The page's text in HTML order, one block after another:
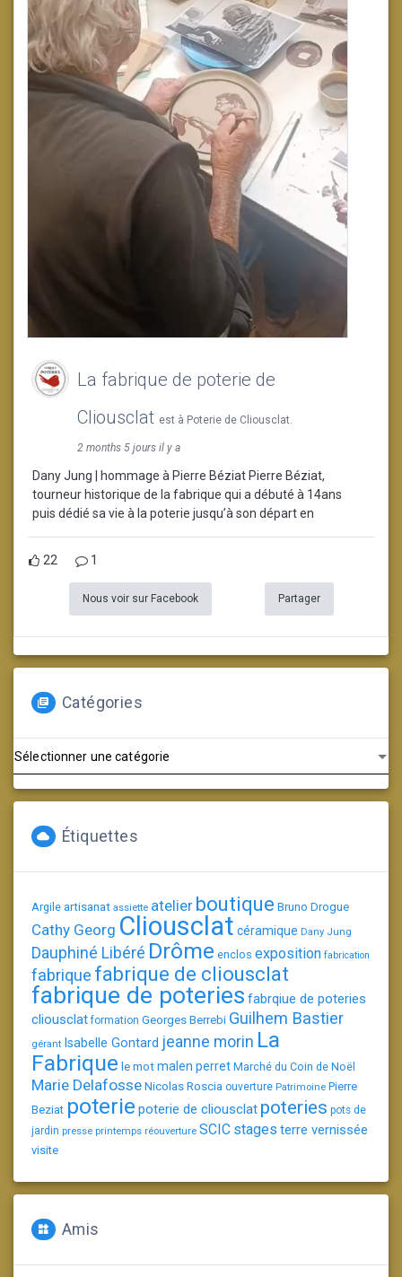
La fabrique de poterie de
Cliousclat est à Poterie de Cliousclat.
2 months 5 jours il y a
Dany Jung | hommage à Pierre Béziat Pierre Béziat,
tourneur historique de la fabrique qui a débuté à 14ans
puis dédié sa vie à la poterie jusqu’à son départ en
22 1
Nous voir sur Facebook Partager
Catégories
Étiquettes
Argile artisanat assiette atelier boutique Bruno Drogue
Cathy Georg Cliousclat céramique Dany Jung
Dauphiné Libéré Drôme enclos exposition fabrication
fabrique fabrique de cliousclat
fabrique de poteries fabrqiue de poteries
cliousclat formation Georges Berrebi Guilhem Bastier
gérant Isabelle Gontard jeanne morin La
Fabrique le motmalen perret Marché du Coin de Noël
Marie DelafosseNicolas Roscia ouverture Patrimoine Pierre
Beziat poterie poterie de cliousclat poteries pots de
jardin presse printemps réouverture SCIC stages terre vernissée
visite
Amis